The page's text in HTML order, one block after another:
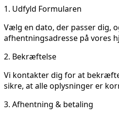
1. Udfyld Formularen
Vælg en dato, der passer dig,
afhentningsadresse på vores
2. Bekræftelse
Vi kontakter dig for at
sikre, at alle oplysninger er
3. Afhentning & betaling